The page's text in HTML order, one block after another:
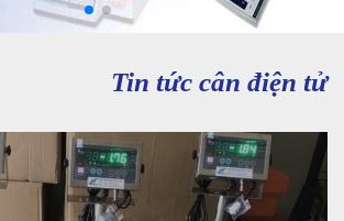
Tin tức cân điện tử